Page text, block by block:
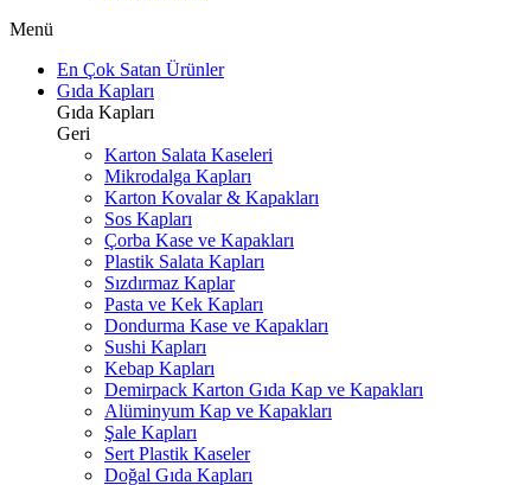
Menü
En Çok Satan Ürünler
Gıda Kapları
Gıda Kapları
Geri
Karton Salata Kaseleri
Mikrodalga Kapları
Karton Kovalar & Kapakları
Sos Kapları
Çorba Kase ve Kapakları
Plastik Salata Kapları
Sızdırmaz Kaplar
Pasta ve Kek Kapları
Dondurma Kase ve Kapakları
Sushi Kapları
Kebap Kapları
Demirpack Karton Gıda Kap ve Kapakları
Alüminyum Kap ve Kapakları
Şale Kapları
Sert Plastik Kaseler
Doğal Gıda Kapları